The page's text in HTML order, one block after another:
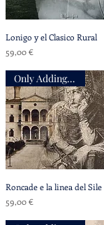
Lonigo y el Clasico Rural
Precio
59,00 €
Only Adding Accompaniment
Roncade e la linea del Sile
Precio
59,00 €